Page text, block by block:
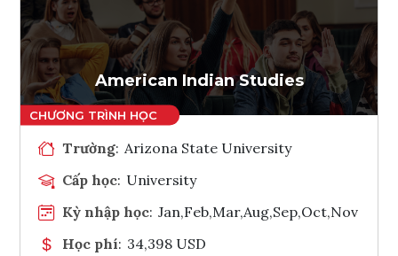
Ghi danh
Tham vấn Interlink
American Indian Studies
Trường: Arizona State University
Cấp học: University
Kỳ nhập học: Jan,Feb,Mar,Aug,Sep,Oct,Nov
Học phí: 34,398 USD